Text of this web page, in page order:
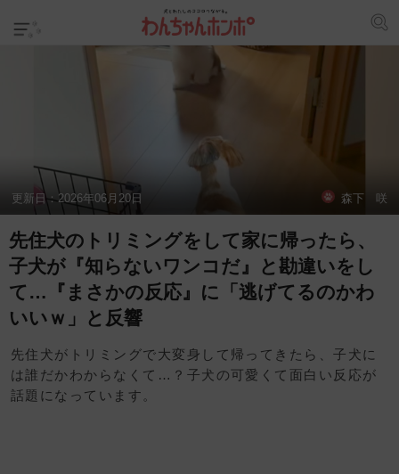
更新日：2026年06月20日 森下 咲
先住犬のトリミングをして家に帰ったら、
子犬が『知らないワンコだ』と勘違いをし
て…『まさかの反応』に「逃げてるのかわ
いいｗ」と反響
先住犬がトリミングで大変身して帰ってきたら、子犬に
は誰だかわからなくて…？子犬の可愛くて面白い反応が
話題になっています。